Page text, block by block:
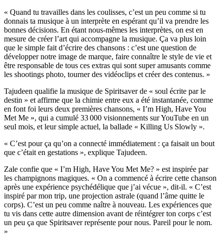
« Quand tu travailles dans les coulisses, c’est un peu comme si tu
donnais ta musique à un interprète en espérant qu’il va prendre les
bonnes décisions. En étant nous-mêmes les interprètes, on est en
mesure de créer l’art qui accompagne la musique. Ça va plus loin
que le simple fait d’écrire des chansons : c’est une question de
développer notre image de marque, faire connaître le style de vie et
être responsable de tous ces extras qui sont super amusants comme
les shootings photo, tourner des vidéoclips et créer des contenus. »
Tajudeen qualifie la musique de Spiritsaver de « soul écrite par le
destin » et affirme que la chimie entre eux a été instantanée, comme
en font foi leurs deux premières chansons, « I’m High, Have You
Met Me », qui a cumulé 33 000 visionnements sur YouTube en un
seul mois, et leur simple actuel, la ballade « Killing Us Slowly ».
« C’est pour ça qu’on a connecté immédiatement : ça faisait un bout
que c’était en gestations », explique Tajudeen.
Zale confie que « I’m High, Have You Met Me? » est inspirée par
les champignons magiques. « On a commencé à écrire cette chanson
après une expérience psychédélique que j’ai vécue », dit-il. « C’est
inspiré par mon trip, une projection astrale (quand l’âme quitte le
corps). C’est un peu comme naître à nouveau. Les expériences que
tu vis dans cette autre dimension avant de réintégrer ton corps c’est
un peu ça que Spiritsaver représente pour nous. Pareil pour le nom.
»